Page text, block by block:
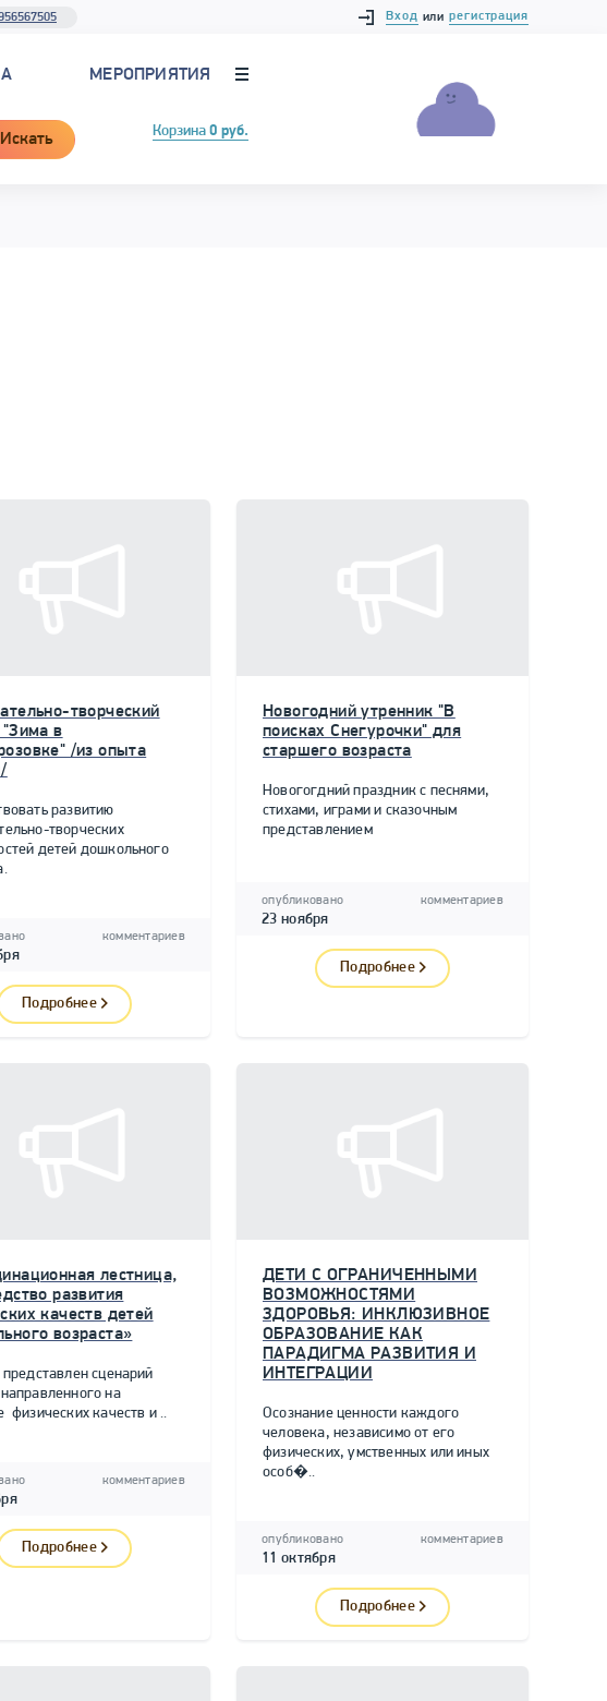
Вход или регистрация
МЕРОПРИЯТИЯ
Искать Корзина 0 руб.
творческий
"Зима в
/из опыта
развитию
творческих
детей дошкольного
комментариев
Подробнее
Новогодний утренник "В
поисках Снегурочки" для
старшего возраста
Новогогдний праздник с песнями,
стихами, играми и сказочным
представлением
опубликовано
23 ноября
комментариев
Подробнее
лестница,
развития
качеств детей
возраста»
представлен сценарий
на
физических качеств и ..
комментариев
Подробнее
ДЕТИ С ОГРАНИЧЕННЫМИ
ВОЗМОЖНОСТЯМИ
ЗДОРОВЬЯ: ИНКЛЮЗИВНОЕ
ОБРАЗОВАНИЕ КАК
ПАРАДИГМА РАЗВИТИЯ И
ИНТЕГРАЦИИ
Осознание ценности каждого
человека, независимо от его
физических, умственных или иных
особ�..
опубликовано
11 октября
комментариев
Подробнее